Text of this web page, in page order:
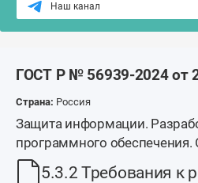
Наш канал
ГОСТ Р № 56939-2024 от
Страна: Россия
Защита информации.
программного
5.3.2 Требования к